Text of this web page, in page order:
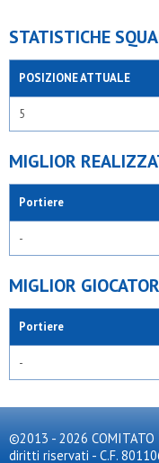
STATISTICHE
POSIZIONE ATTUALE
5
MIGLIOR
Portiere
-
MIGLIOR
Portiere
-
©2013 - 2026 COMITATO
diritti riservati - C.F.